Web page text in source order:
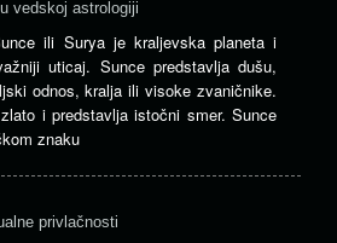
vedskoj astrologiji
ili Surya je kraljevska planeta i
uticaj. Sunce predstavlja dušu,
odnos, kralja ili visoke zvaničnike.
i predstavlja istočni smer. Sunce
znaku
privlačnosti